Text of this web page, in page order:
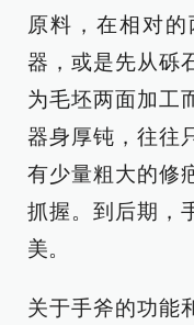
原料，在相对
器，或是先从砾
为毛坯两面加工
器身厚钝，往往
有少量粗大的修
抓握。到后期，
美。
关于手斧的功能